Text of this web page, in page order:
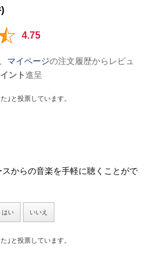
4.75
マイページの注文履歴からレビュ
ント進呈
｣と投票しています。
からの音楽を手軽に聴くことがで
はい いいえ
｣と投票しています。